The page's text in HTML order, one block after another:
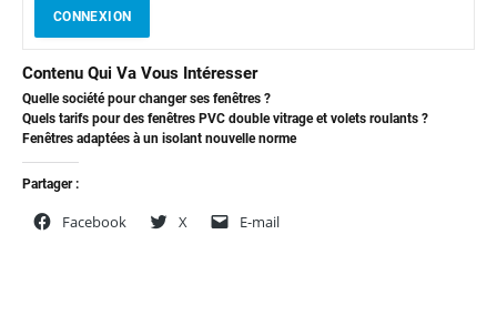
CONNEXION
Contenu Qui Va Vous Intéresser
Quelle société pour changer ses fenêtres ?
Quels tarifs pour des fenêtres PVC double vitrage et volets roulants ?
Fenêtres adaptées à un isolant nouvelle norme
Partager :
Facebook X E-mail